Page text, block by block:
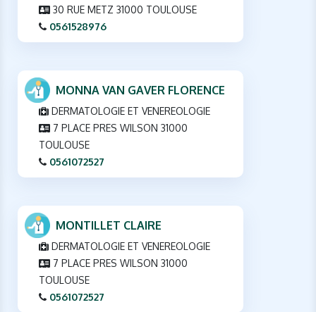
30 RUE METZ 31000 TOULOUSE
0561528976
MONNA VAN GAVER FLORENCE
DERMATOLOGIE ET VENEREOLOGIE
7 PLACE PRES WILSON 31000
TOULOUSE
0561072527
MONTILLET CLAIRE
DERMATOLOGIE ET VENEREOLOGIE
7 PLACE PRES WILSON 31000
TOULOUSE
0561072527